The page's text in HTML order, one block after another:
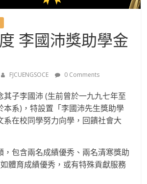
李國沛獎助學金
FJCUENGSOCE 0 Comments
其子李國沛 (生前曾於一九九七年至
本系)，特設置「李國沛先生獎助學
系在校同學努力向學，回饋社會大
，包含兩名成績優秀、兩名清寒獎助
體育成績優秀，或有特殊貢獻服務